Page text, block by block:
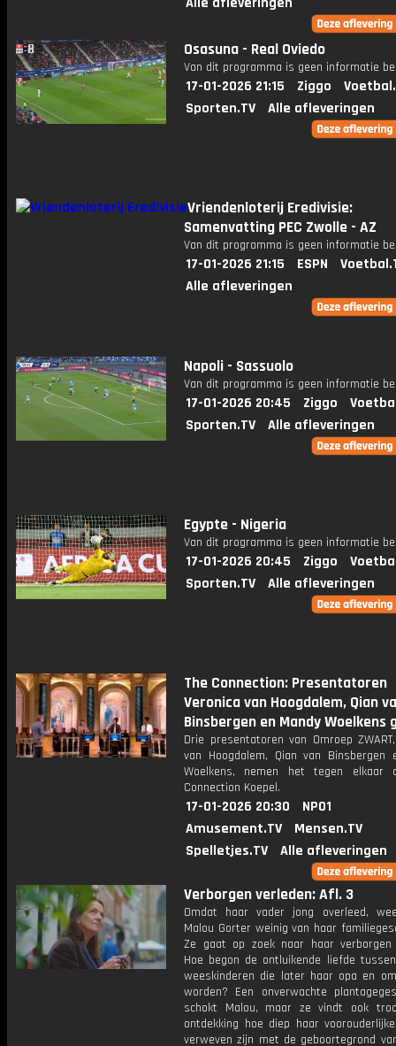
Osasuna - Real Oviedo
Van dit programma is geen informatie
17-01-2026 21:15 Ziggo
Sporten.TV
Alle afleveringen
Vriendenloterij Eredivisie:
Samenvatting PEC Zwolle - AZ
Van dit programma is geen informatie
17-01-2026 21:15 ESPN
Alle afleveringen
Napoli - Sassuolo
Van dit programma is geen informatie
17-01-2026 20:45 Ziggo
Sporten.TV
Alle afleveringen
Egypte - Nigeria
Van dit programma is geen informatie
17-01-2026 20:45 Ziggo
Sporten.TV
Alle afleveringen
The Connection: Presentatoren
Veronica van Hoogdalem, Qian
Binsbergen en Mandy Woelkens
Drie presentatoren van Omroep
van Hoogdalem, Qian van Binsbergen
Woelkens, nemen het tegen
Connection Koepel.
17-01-2026 20:30
NPO1
Amusement.TV
Mensen.TV
Spelletjes.TV
Alle afleveringen
Verborgen verleden: Afl. 3
Omdat haar vader jong overleed,
Malou Gorter weinig van haar
Ze gaat op zoek naar haar verborgen
Hoe begon de ontluikende liefde
weeskinderen die later haar opa en
worden? Een onverwachte
schokt Malou, maar ze vindt ook
ontdekking hoe diep haar
verweven zijn met de geboortegrond